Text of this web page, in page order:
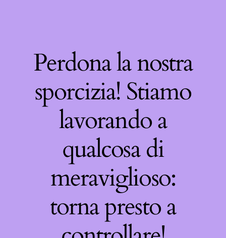
Perdona la nostra
sporcizia! Stiamo
lavorando a
qualcosa di
meraviglioso:
torna presto a